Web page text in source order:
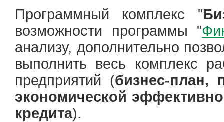
Программный комплекс "
возможности программы "
анализу, дополнительно
выполнить весь комплекс
предприятий (бизнес-план,
экономической
кредита).